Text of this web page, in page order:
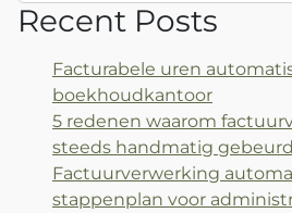
Recent Posts
Facturabele uren
boekhoudkantoor
5 redenen waarom
steeds handmatig gebeurd
Factuurverwerking
stappenplan voor